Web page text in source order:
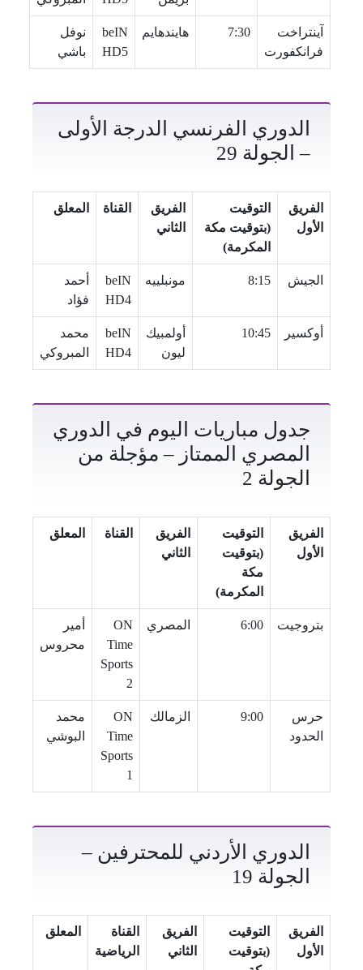
آينتراخت
فرانكفورت
7:30 هايندهايم
beIN
HD5
نوفل
باشي
الدوري الفرنسي الدرجة الأولى
– الجولة 29
الفريق
الأول
التوقيت
(بتوقيت مكة
المكرمة)
الفريق
الثاني
القناة المعلق
الجيش 8:15 مونبلييه
beIN
HD4
أحمد
فؤاد
أوكسير 10:45
أولمبيك
ليون
beIN
HD4
محمد
المبروكي
جدول مباريات اليوم في الدوري
المصري الممتاز – مؤجلة من
الجولة 2
الفريق
الأول
التوقيت
(بتوقيت
مكة
المكرمة)
الفريق
الثاني
القناة المعلق
بتروجيت 6:00 المصري
ON
Time
Sports
2
أمير
محروس
حرس
الحدود
9:00 الزمالك
ON
Time
Sports
1
محمد
البوشي
الدوري الأردني للمحترفين –
الجولة 19
الفريق
الأول
التوقيت
(بتوقيت
الفريق
الثاني
القناة
الرياضية
المعلق